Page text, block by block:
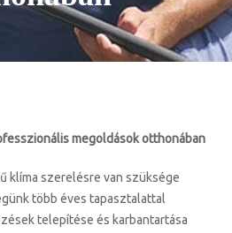
megoldások otthonában
klíma szerelésre van szüksége
több éves tapasztalattal
telepítése és karbantartása